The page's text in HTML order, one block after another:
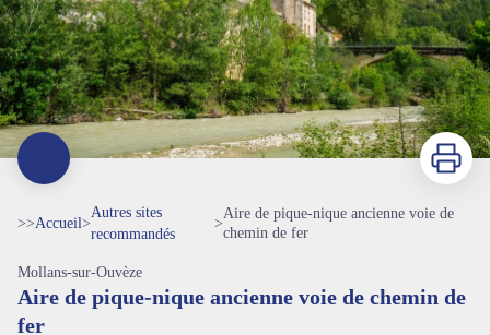
Imprimer
>>Accueil>
Autres sites
recommandés
>
Aire de pique-nique ancienne voie de
chemin de fer
Mollans-sur-Ouvèze
Aire de pique-nique ancienne voie de chemin de
fer